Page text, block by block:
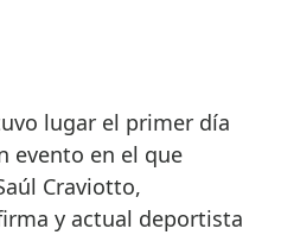
lugar el primer día
evento en el que
Craviotto,
y actual deportista